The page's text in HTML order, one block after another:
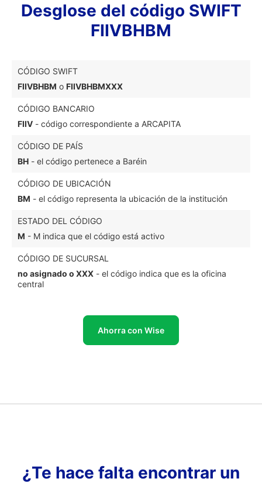
Desglose del código SWIFT
FIIVBHBM
CÓDIGO SWIFT
FIIVBHBM o FIIVBHBMXXX
CÓDIGO BANCARIO
FIIV - código correspondiente a ARCAPITA
CÓDIGO DE PAÍS
BH - el código pertenece a Baréin
CÓDIGO DE UBICACIÓN
BM - el código representa la ubicación de la institución
ESTADO DEL CÓDIGO
M - M indica que el código está activo
CÓDIGO DE SUCURSAL
no asignado o XXX - el código indica que es la oficina
central
Ahorra con Wise
¿Te hace falta encontrar un